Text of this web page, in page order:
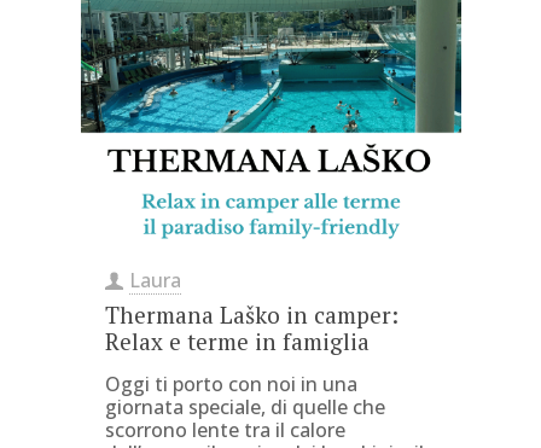
Laura
Thermana Laško in camper:
Relax e terme in famiglia
Oggi ti porto con noi in una
giornata speciale, di quelle che
scorrono lente tra il calore